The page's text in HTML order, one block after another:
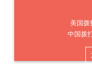
美国
中国拨